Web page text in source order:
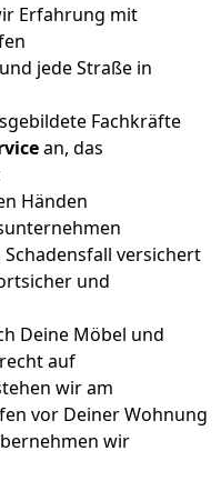
Erfahrung mit
jede Straße in
Fachkräfte
an, das
Händen
versichert
und
Deine Möbel und
auf
wir am
vor Deiner Wohnung
wir